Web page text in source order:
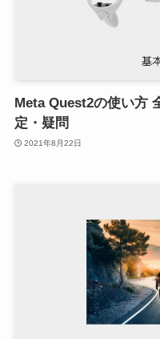
Meta Quest2の使い方
定・疑問
2021年8月22日